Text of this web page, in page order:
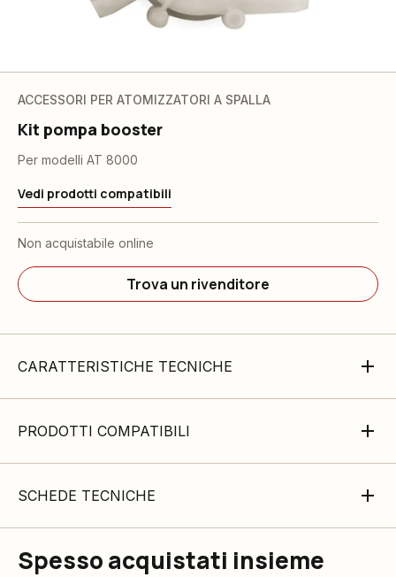
ACCESSORI PER ATOMIZZATORI A SPALLA
Kit pompa booster
Per modelli AT 8000
Vedi prodotti compatibili
Non acquistabile online
Trova un rivenditore
CARATTERISTICHE TECNICHE
PRODOTTI COMPATIBILI
SCHEDE TECNICHE
Spesso acquistati insieme